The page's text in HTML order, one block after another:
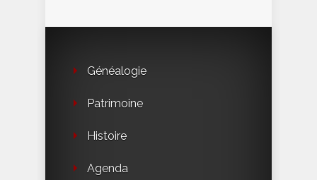
Généalogie
Patrimoine
Histoire
Agenda